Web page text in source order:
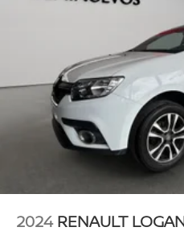
2024 RENAULT